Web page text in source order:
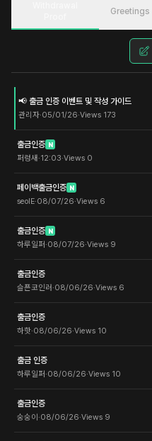
Greetings
📢 출금 인증 이벤트 및 작성 가이드
관리자·05/01/26·Views 173
출금인증 N
퍼렁새 ·12:03·Views 0
페이백출금인증 N
seolE·08/07/26·Views 6
출금인증 N
하루일퍼·08/07/26·Views 9
출금인증
슬픈코인러·08/06/26·Views 6
출금인증
하핫·08/06/26·Views 10
출금 인증
하루일퍼·08/06/26·Views 10
출금인증
숭숭이·08/06/26·Views 9